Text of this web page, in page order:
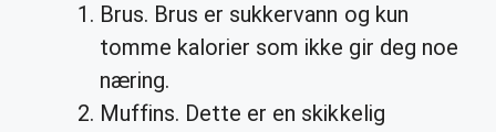
Brus. Brus er sukkervann og kun
tomme kalorier som ikke gir deg noe
næring.
Muffins. Dette er en skikkelig